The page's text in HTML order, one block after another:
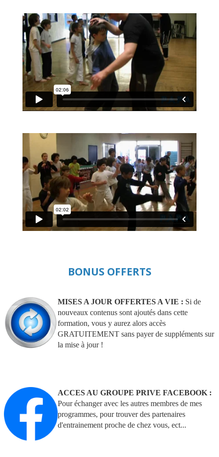
BONUS OFFERTS
MISES A JOUR OFFERTES A VIE : Si de
nouveaux contenus sont ajoutés dans cette
formation, vous y aurez alors accès
GRATUITEMENT sans payer de suppléments sur
la mise à jour !
ACCES AU GROUPE PRIVE FACEBOOK :
Pour échanger avec les autres membres de mes
programmes, pour trouver des partenaires
d'entrainement proche de chez vous, ect...